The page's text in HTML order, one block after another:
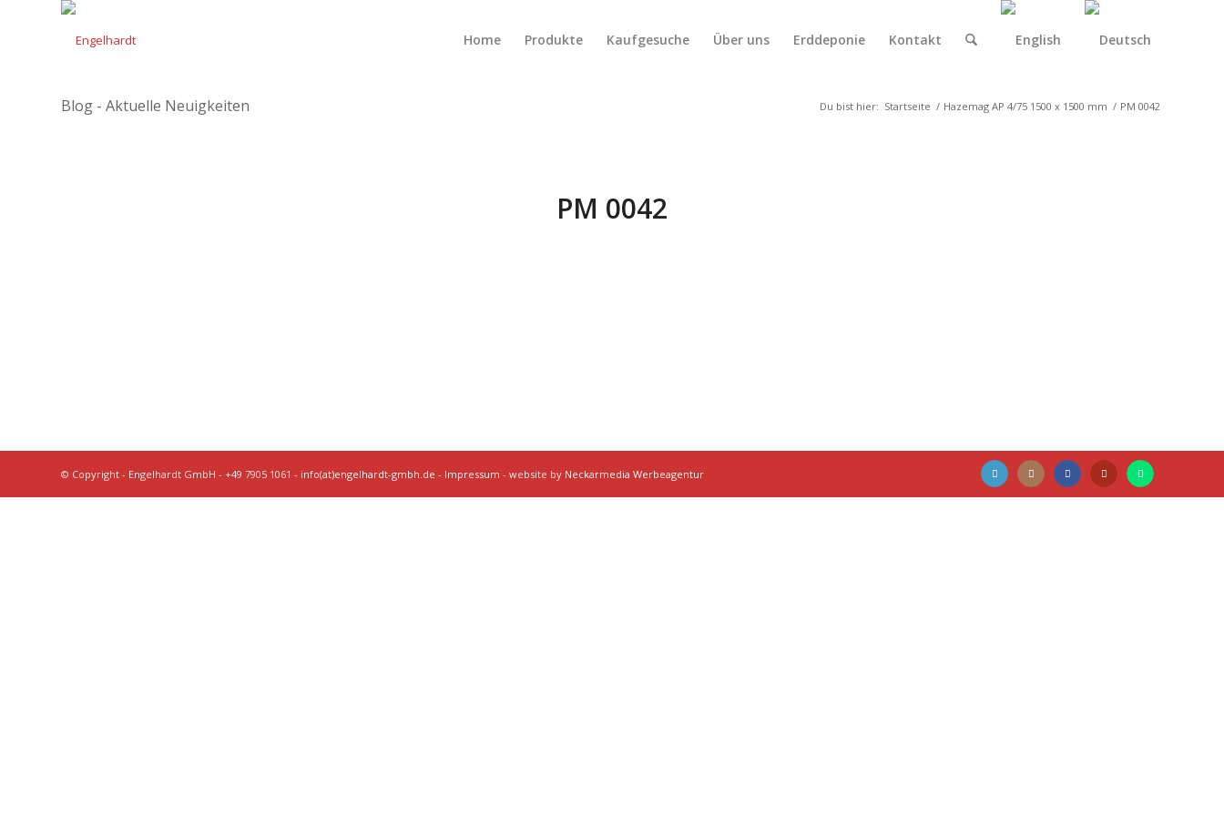
Home Produkte Kaufgesuche Über uns Erddeponie Kontakt
Blog - Aktuelle Neuigkeiten Du bist hier: Startseite / Hazemag AP 4/75 1500 x 1500 mm / PM 0042
PM 0042
© Copyright - Engelhardt GmbH - +49 7905 1061 - info(at)engelhardt-gmbh.de - Impressum - website by Neckarmedia Werbeagentur